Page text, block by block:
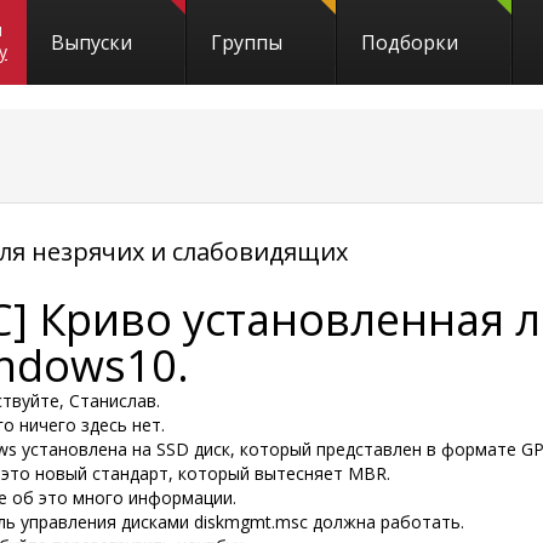
Выпуски Группы Подборки
незрячих и слабовидящих
Криво установленная
Станислав.
ничего здесь нет.
установлена на SSD диск, который представлен в формате
новый стандарт, который вытесняет MBR.
об это много информации.
управления дисками diskmgmt.msc должна работать.